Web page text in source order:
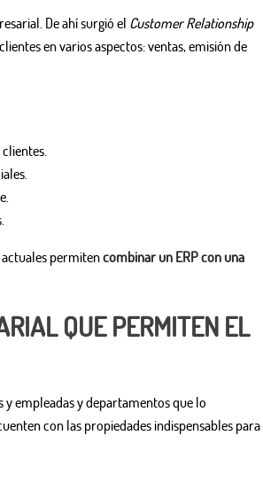
De ahí surgió el Customer Relationship
en varios aspectos: ventas, emisión de
permitencombinar un ERP con una
QUE PERMITEN EL
empleadas y departamentos que lo
con las propiedades indispensables para